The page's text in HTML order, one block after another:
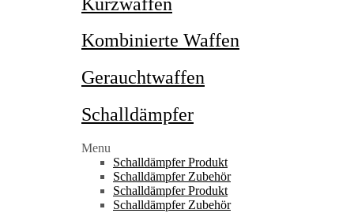
Kombinierte Waffen
Gerauchtwaffen
Schalldämpfer
Menu
Schalldämpfer Produkt
Schalldämpfer Zubehör
Schalldämpfer Produkt
Schalldämpfer Zubehör